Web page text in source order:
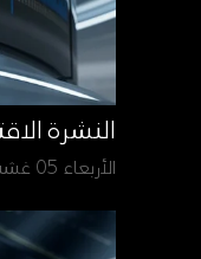
النشرة
الأربعاء 05 غشت 2026